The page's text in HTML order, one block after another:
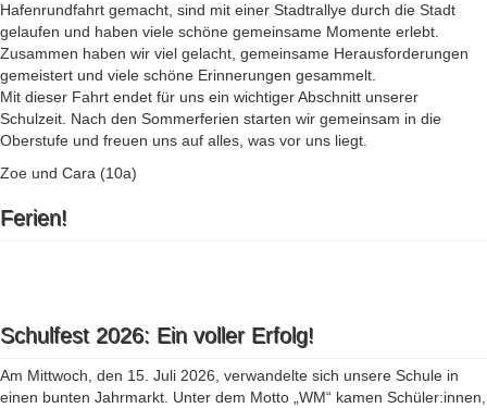
Hafenrundfahrt gemacht, sind mit einer Stadtrallye durch die Stadt
gelaufen und haben viele schöne gemeinsame Momente erlebt.
Zusammen haben wir viel gelacht, gemeinsame Herausforderungen
gemeistert und viele schöne Erinnerungen gesammelt.
Mit dieser Fahrt endet für uns ein wichtiger Abschnitt unserer
Schulzeit. Nach den Sommerferien starten wir gemeinsam in die
Oberstufe und freuen uns auf alles, was vor uns liegt.
Zoe und Cara (10a)
Ferien!
Schulfest 2026: Ein voller Erfolg!
Am Mittwoch, den 15. Juli 2026, verwandelte sich unsere Schule in
einen bunten Jahrmarkt. Unter dem Motto „WM“ kamen Schüler:innen,